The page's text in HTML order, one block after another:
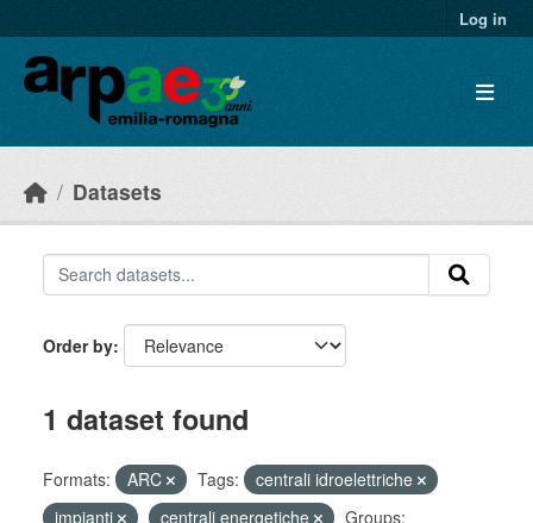
Log in
Datasets
Order by
1 dataset found
Formats: ARC Tags:
centrali idroelettriche
impianti
centrali energetiche
Groups: